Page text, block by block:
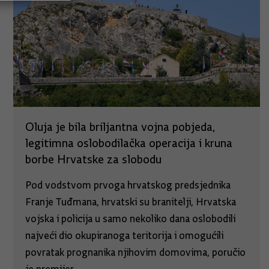
Oluja je bila briljantna vojna pobjeda,
legitimna oslobodilačka operacija i kruna
borbe Hrvatske za slobodu
Pod vodstvom prvoga hrvatskog predsjednika
Franje Tuđmana, hrvatski su branitelji, Hrvatska
vojska i policija u samo nekoliko dana oslobodili
najveći dio okupiranoga teritorija i omogućili
povratak prognanika njihovim domovima, poručio